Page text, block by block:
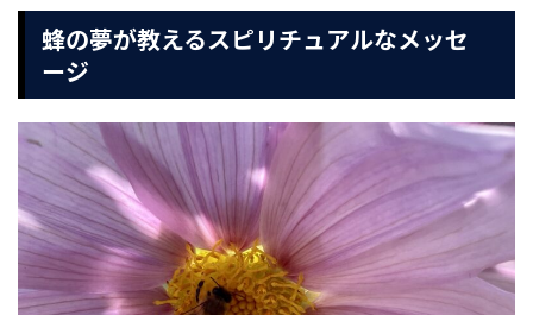
蜂の夢が教えるスピリチュアルなメッセ
ージ